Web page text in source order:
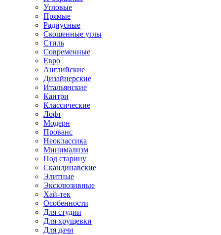
Угловые
Прямые
Радиусные
Скошенные углы
Стиль
Современные
Евро
Английские
Дизайнерские
Итальянские
Кантри
Классические
Лофт
Модерн
Прованс
Неоклассика
Минимализм
Под старину
Скандинавские
Элитные
Эксклюзивные
Хай-тек
Особенности
Для студии
Для хрущевки
Для дачи